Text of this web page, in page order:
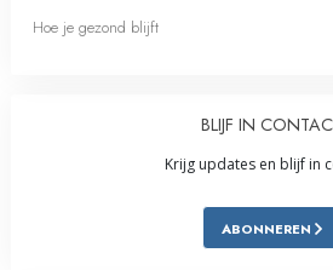
Hoe je gezond blijft
BLIJF IN
Krijg updates en blijf in
ABONNEREN